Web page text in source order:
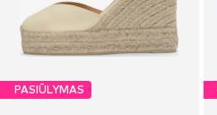
PASIŪLYMAS